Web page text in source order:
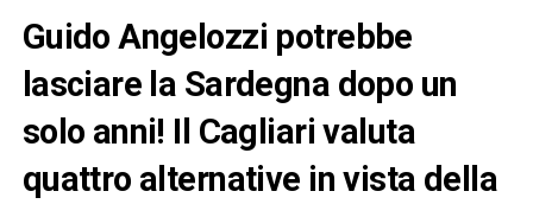
Guido Angelozzi potrebbe
lasciare la Sardegna dopo un
solo anni! Il Cagliari valuta
quattro alternative in vista della